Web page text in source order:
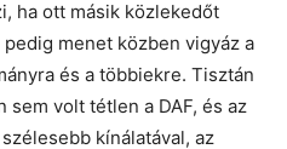
ha ott másik közlekedőt
menet közben vigyáz a
és a többiekre. Tisztán
volt tétlen a DAF, és az
kínálatával, az